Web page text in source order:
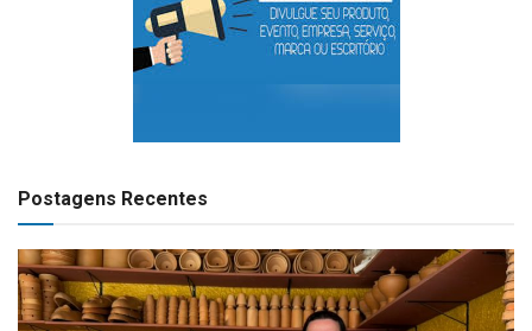
Postagens Recentes